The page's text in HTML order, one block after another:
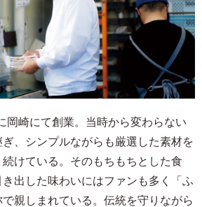
岡崎にて創業。当時から変わらない
、シンプルながらも厳選した素材を
けている。そのもちもちとした食
出した味わいにはファンも多く「ふ
親しまれている。伝統を守りながら